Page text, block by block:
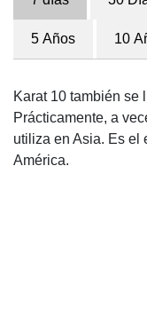
5 Años 10
Karat 10 también se
Prácticamente, a
utiliza en Asia. Es el
América.